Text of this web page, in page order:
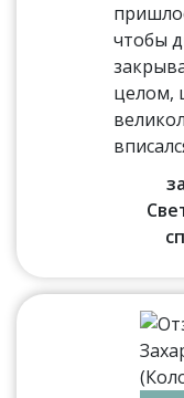
чтобы
целом,